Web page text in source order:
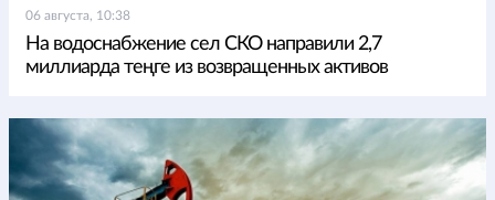
06 августа, 10:38
На водоснабжение сел СКО направили 2,7
миллиарда теңге из возвращенных активов